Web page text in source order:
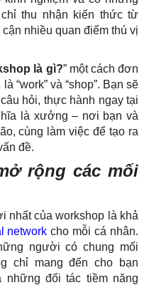
thu nhận kiến thức từ
nhiều quan điểm thú vị
là gì?” một cách đơn
“work” và “shop”. Bạn sẽ
hỏi, thực hành ngay tại
là xưởng – nơi bạn và
cùng làm việc để tạo ra
đề.
rộng các mối
nhất của workshop là khả
network cho mỗi cá nhân.
người có chung mối
chỉ mang đến cho bạn
đối tác tiềm năng